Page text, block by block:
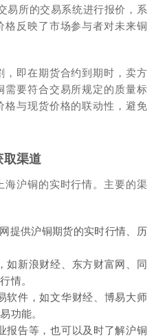
易所的交易系统进行报价，系
反映了市场参与者对未来铜
即在期货合约到期时，卖方
需要符合交易所规定的质量标
与现货价格的联动性，避免
取渠道
沪铜的实时行情。主要的渠
提供沪铜期货的实时行情、历
如新浪财经、东方财富网、同
情。
软件，如文华财经、博易大师
功能。
报告等，也可以及时了解沪铜